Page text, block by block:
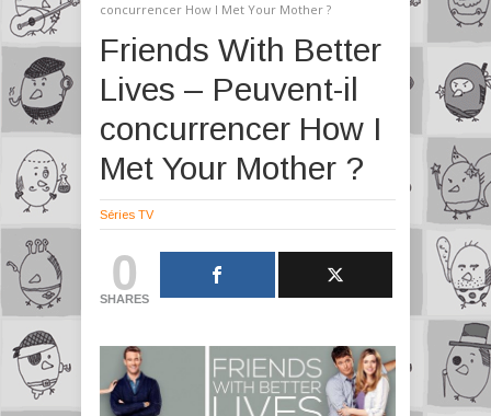
concurrencer How I Met Your Mother ?
Friends With Better
Lives – Peuvent-il
concurrencer How I
Met Your Mother ?
Séries TV
0
SHARES